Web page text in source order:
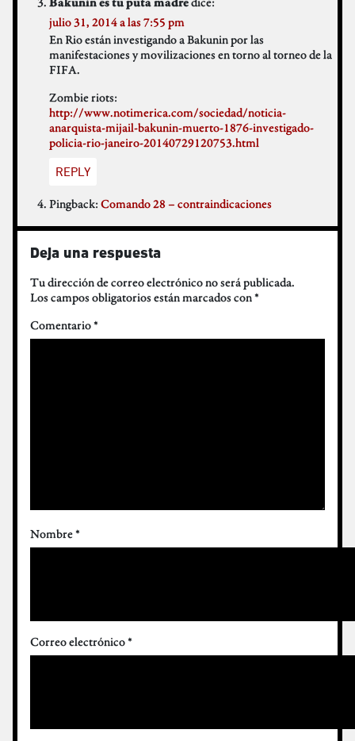
Bakunin es tu puta madre
julio 31, 2014 a las 7:55 pm
En Rio están investigando a Bakunin por las
manifestaciones y movilizaciones en torno al torneo de la
FIFA.
Zombie riots:
http://www.notimerica.com/sociedad/noticia-
anarquista-mijail-bakunin-muerto-1876-investigado-
policia-rio-janeiro-20140729120753.html
REPLY
Pingback:Comando 28 – contraindicaciones
Deja una respuesta
Tu dirección de correo electrónico no será publicada.
Los campos obligatorios están marcados con*
Comentario*
Nombre*
Correo electrónico*